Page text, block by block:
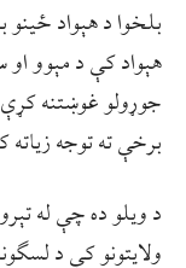
بلخوا د هېواد
هېواد کې د مېوو او
جوړولو غوښتنه
برخې ته توجه
د ویلو ده چې له
ولایتونو کې د